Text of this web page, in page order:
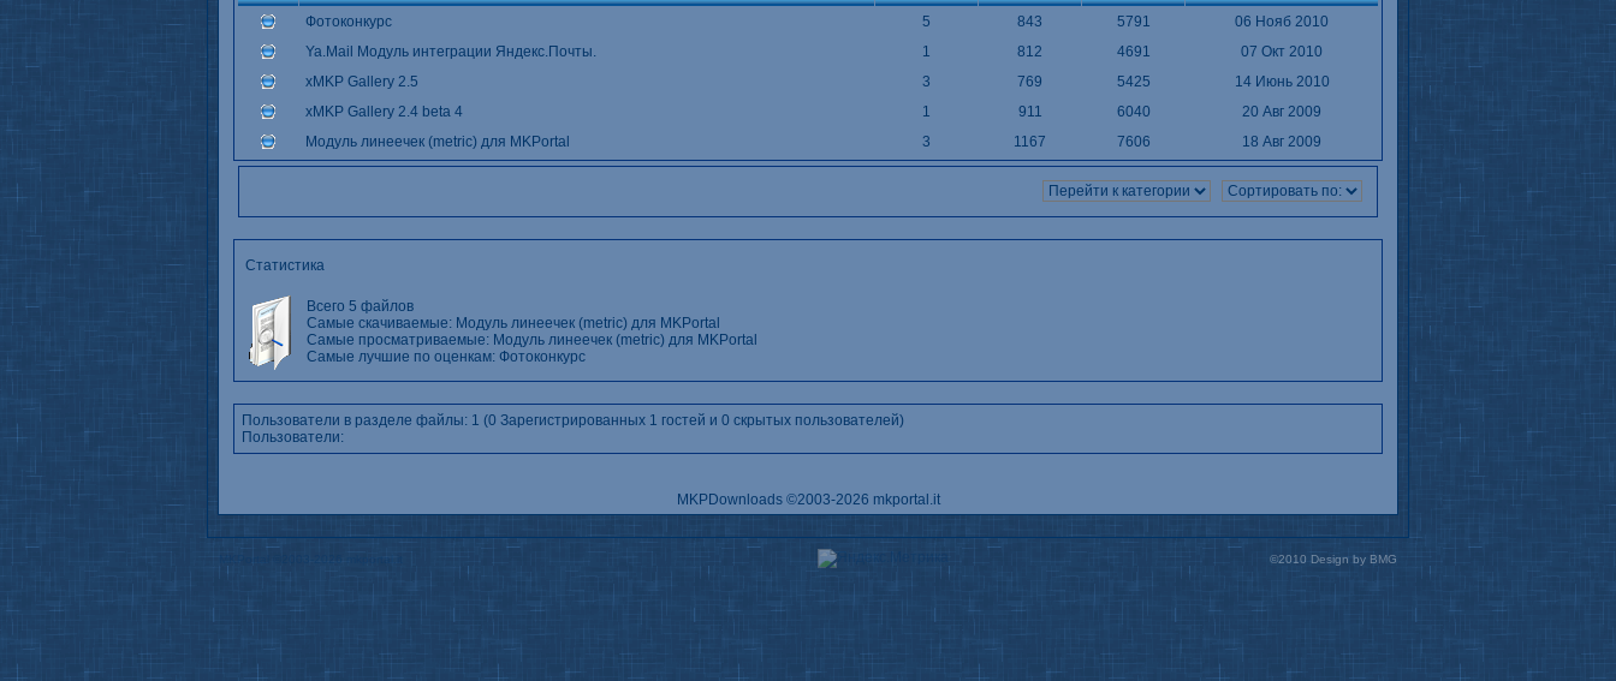
Фотоконкурс
5 843 5791
06 Нояб 2010
Ya.Mail Модуль интеграции Яндекс.Почты.
1 812 4691
07 Окт 2010
xMKP Gallery 2.5
3 769 5425
14 Июнь 2010
xMKP Gallery 2.4 beta 4
1 911 6040
20 Авг 2009
Модуль линеечек (metric) для MKPortal
3 1167 7606 18 Авг 2009
Статистика
Всего 5 файлов
Самые скачиваемые: Модуль линеечек (metric) для MKPortal
Самые просматриваемые: Модуль линеечек (metric) для MKPortal
Самые лучшие по оценкам: Фотоконкурс
Пользователи в разделе файлы: 1 (0 Зарегистрированных 1 гостей и 0 скрытых пользователей)
Пользователи:
MKPDownloads©2003-2026 mkportal.it
©2010 Design by BMG